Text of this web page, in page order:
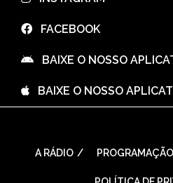
⠀FACEBOOK
⠀BAIXE O NOSSO
⠀BAIXE O NOSSO
A RÁDIO PROGRAMAÇÃO